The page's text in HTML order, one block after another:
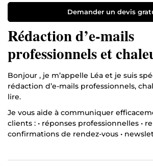
Demander un devis
Rédaction d’e-mails
professionnels et
Bonjour , je m’appelle Léa et je suis
rédaction d’e-mails professionnels,
lire.
Je vous aide à communiquer
clients : • réponses professionnelles •
confirmations de rendez-vous •
Mon style : clair, humain, dynamique et